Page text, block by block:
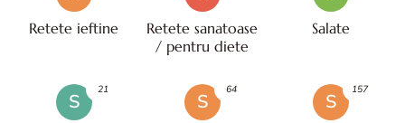
Retete ieftine
Retete sanatoase
/ pentru diete
Salate
S
21
S
64
S
157